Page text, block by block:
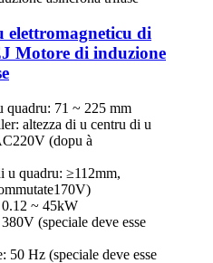
elettromagneticu di
Motore di induzione
quadru: 71 ~ 225 mm
altezza di u centru di u
(dopu à
u quadru: ≥112mm,
0.12 ~ 45kW
(speciale deve esse
50 Hz (speciale deve esse